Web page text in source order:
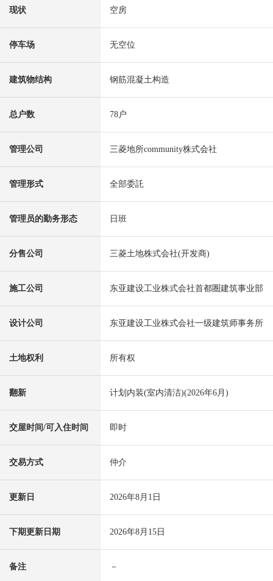
现状 空房
停车场 无空位
建筑物结构 钢筋混凝土构造
总户数 78户
管理公司 三菱地所community株式会社
管理形式 全部委託
管理员的勤务形态 日班
分售公司 三菱土地株式会社(开发商)
施工公司 东亚建设工业株式会社首都圏建筑事业部
设计公司 东亚建设工业株式会社一级建筑师事务所
土地权利 所有权
翻新 计划内装(室内清洁)(2026年6月)
交屋时间/可入住时间 即时
交易方式 仲介
更新日 2026年8月1日
下期更新日期 2026年8月15日
备注 －